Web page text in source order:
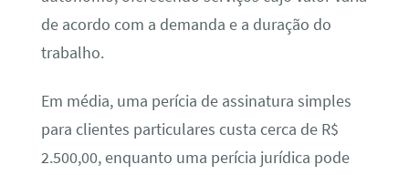
de acordo com a demanda e a duração do
trabalho.
Em média, uma perícia de assinatura simples
para clientes particulares custa cerca de R$
2.500,00, enquanto uma perícia jurídica pode